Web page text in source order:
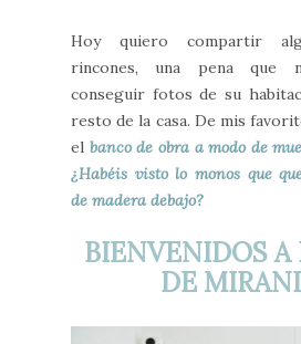
Hoy quiero compartir
rincones, una pena que
conseguir fotos de su
resto de la casa. De mis
el banco de obra a modo de
¿Habéis visto lo monos que
de madera debajo?
BIENVENIDOS A
DE